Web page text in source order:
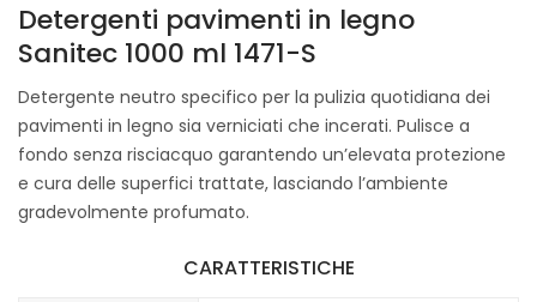
Detergenti pavimenti in legno
Sanitec 1000 ml 1471-S
Detergente neutro specifico per la pulizia quotidiana dei
pavimenti in legno sia verniciati che incerati. Pulisce a
fondo senza risciacquo garantendo un’elevata protezione
e cura delle superfici trattate, lasciando l’ambiente
gradevolmente profumato.
CARATTERISTICHE